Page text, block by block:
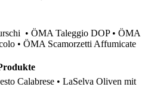
• ÖMA Taleggio DOP • ÖMA
• ÖMA Scamorzetti Affumicate
Calabrese • LaSelva Oliven mit